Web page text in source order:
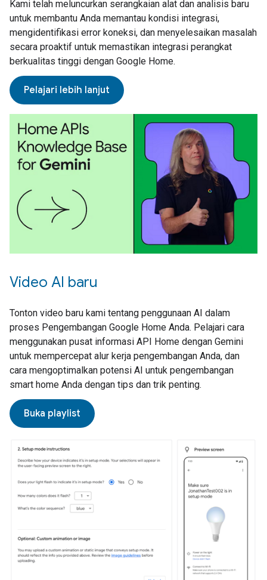
Kami telah meluncurkan serangkaian alat dan analisis baru
untuk membantu Anda memantau kondisi integrasi,
mengidentifikasi error koneksi, dan menyelesaikan masalah
secara proaktif untuk memastikan integrasi perangkat
berkualitas tinggi dengan Google Home.
Pelajari lebih lanjut
Video AI baru
Tonton video baru kami tentang penggunaan AI dalam
proses Pengembangan Google Home Anda. Pelajari cara
menggunakan pusat informasi API Home dengan Gemini
untuk mempercepat alur kerja pengembangan Anda, dan
cara mengoptimalkan potensi AI untuk pengembangan
smart home Anda dengan tips dan trik penting.
Buka playlist